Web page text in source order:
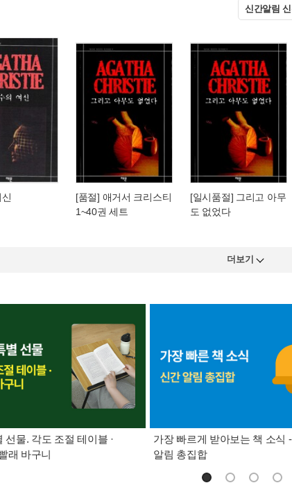
신간알림
[품절] 애거서 크리스티
1~40권 세트
[일시품절] 그리고 아무
도 없었다
더보기
선물. 각도 조절 테이블 ·
래 바구니
가장 빠르게 받아보는 책 소식
알림 총집합